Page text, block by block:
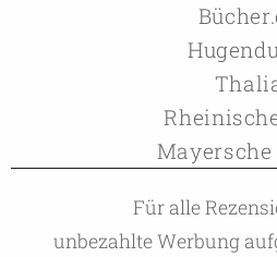
Für alle
unbezahlte Werbung